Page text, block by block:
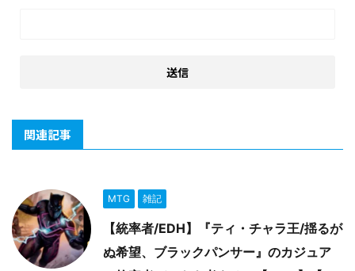
関連記事
MTG 雑記
【統率者/EDH】『ティ・チャラ王/揺るが
ぬ希望、ブラックパンサー』のカジュア